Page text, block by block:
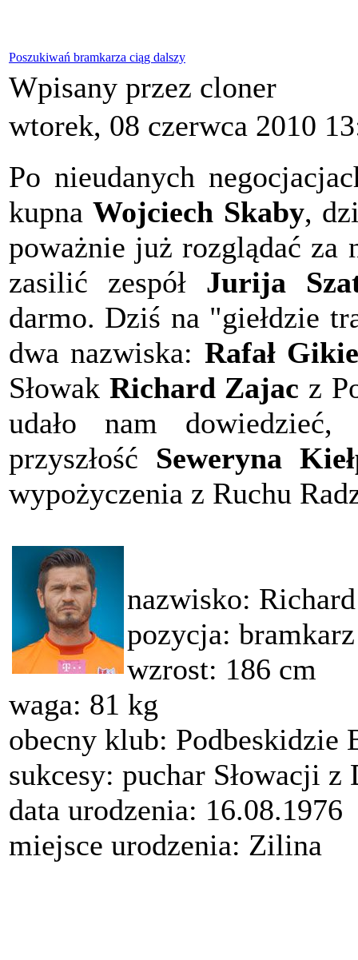
Poszukiwań bramkarza ciąg dalszy
Wpisany przez cloner
wtorek, 08 czerwca 2010
Po nieudanych
kupnaWojciech Skaby,
poważnie już rozglądać za
zasilić zespół Jurija
darmo. Dziś na "giełdzie
dwa nazwiska: Rafał
Słowak Richard Zajac z
udało nam
przyszłość Seweryna
wypożyczenia z Ruchu
nazwisko:
pozycja: bramkarz
wzrost: 186 cm
waga: 81 kg
obecny klub: Podbeskidzie
sukcesy: puchar Słowacji
data urodzenia: 16.08.1976
miejsce urodzenia: Zilina